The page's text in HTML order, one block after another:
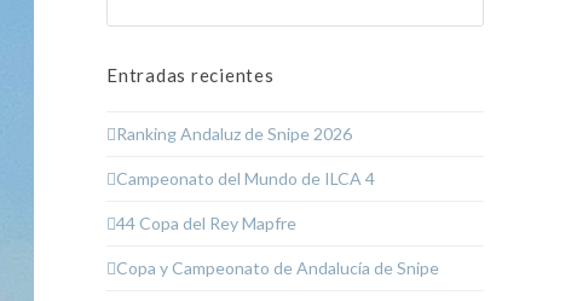
Entradas recientes
Ranking Andaluz de Snipe 2026
Campeonato del Mundo de ILCA 4
44 Copa del Rey Mapfre
Copa y Campeonato de Andalucía de Snipe